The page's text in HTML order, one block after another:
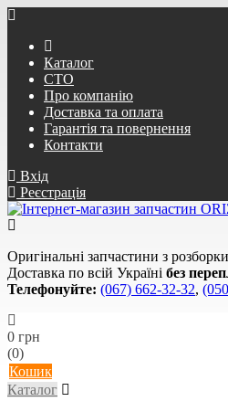
Каталог
СТО
Про компанію
Доставка та оплата
Гарантія та повернення
Контакти
Вхід
Реєстрація
Оригінальні запчастини з
Доставка по всій Україні без
Телефонуйте: (067) 662-32-32,
0 грн
(0)
Кошик
Каталог